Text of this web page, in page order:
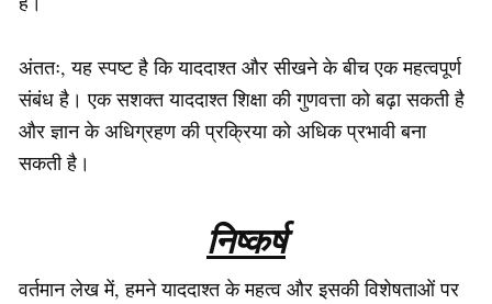
अंततः, यह स्पष्ट है कि याददाश्त और सीखने के बीच एक महत्वपूर्ण
संबंध है। एक सशक्त याददाश्त शिक्षा की गुणवत्ता को बढ़ा सकती है
और ज्ञान के अधिग्रहण की प्रक्रिया को अधिक प्रभावी बना
सकती है।
निष्कर्ष
वर्तमान लेख में, हमने याददाश्त के महत्व और इसकी विशेषताओं पर